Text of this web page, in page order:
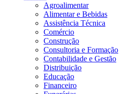
Agroalimentar
Alimentar e Bebidas
Assistência Técnica
Comércio
Construção
Consultoria e Formação
Contabilidade e Gestão
Distribuição
Educação
Financeiro